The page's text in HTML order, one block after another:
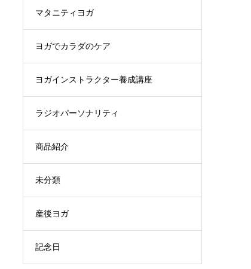
マタニティヨガ
ヨガでカラダのケア
ヨガインストラクター養成講座
ラジオパーソナリティ
商品紹介
未分類
産後ヨガ
記念日